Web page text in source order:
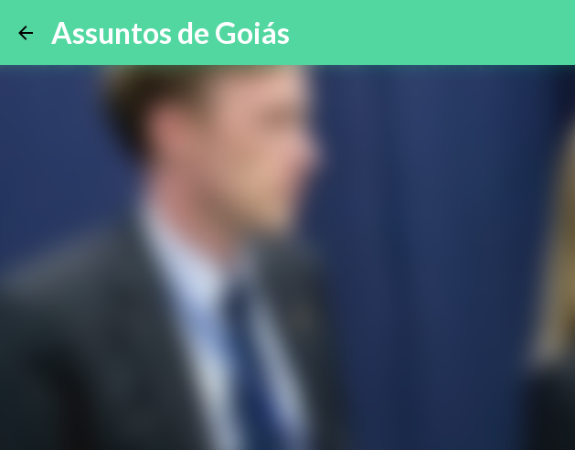
Assuntos de Goiás